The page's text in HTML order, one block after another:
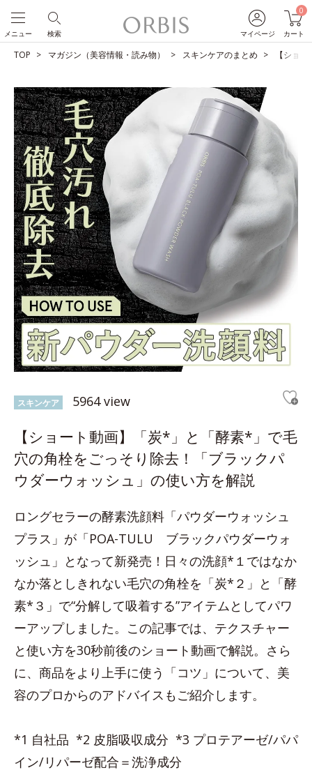
マイページ
0
カート
検索
メニュー
TOP マガジン（美容情報・読み物） スキンケアのまとめ 【ショ
スキンケア 5964 view
【ショート動画】「炭*」と「酵素*」で毛
穴の角栓をごっそり除去！「ブラックパ
ウダーウォッシュ」の使い方を解説
ロングセラーの酵素洗顔料「パウダーウォッシュ
プラス」が「POA-TULU ブラックパウダーウォ
ッシュ」となって新発売！日々の洗顔*１ではなか
なか落としきれない毛穴の角栓を「炭*２」と「酵
素*３」で“分解して吸着する”アイテムとしてパワ
ーアップしました。この記事では、テクスチャー
と使い方を30秒前後のショート動画で解説。さら
に、商品をより上手に使う「コツ」について、美
容のプロからのアドバイスもご紹介します。
*1 自社品 *2 皮脂吸収成分 *3 プロテアーゼ/パパ
イン/リパーゼ配合＝洗浄成分